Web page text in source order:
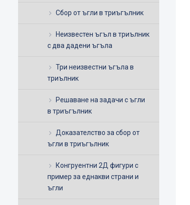
Сбор от ъгли в триъгълник
Неизвестен ъгъл в триълник
с два дадени ъгъла
Три неизвестни ъгъла в
триълник
Решаване на задачи с ъгли
в триъгълник
Доказателство за сбор от
ъгли в триъгълник
Конгруентни 2Д фигури с
пример за еднакви страни и
ъгли